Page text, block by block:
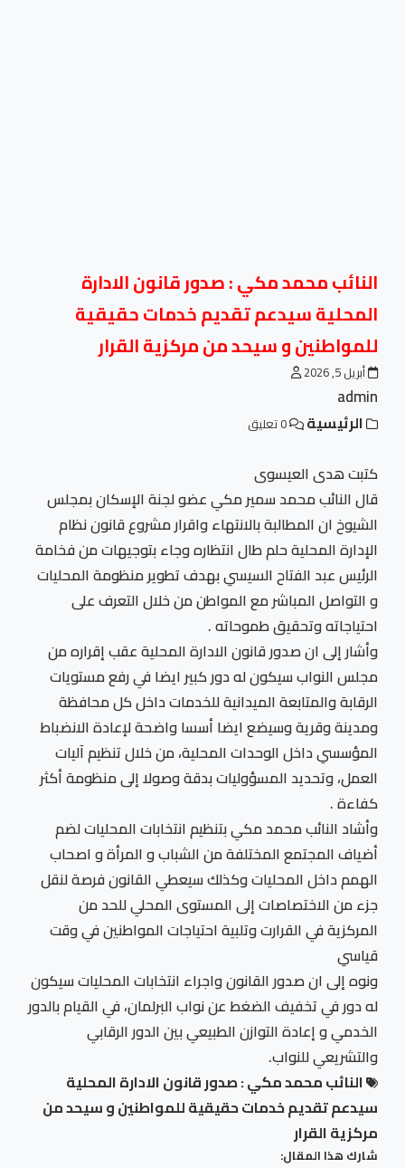
النائب محمد مكي : صدور قانون الادارة
المحلية سيدعم تقديم خدمات حقيقية
للمواطنين و سيحد من مركزية القرار
أبريل 5, 2026
admin
الرئيسية
كتبت هدى العيسوى
قال النائب محمد سمير مكي عضو لجنة الإسكان بمجلس
الشيوخ ان المطالبة بالانتهاء واقرار مشروع قانون نظام
الإدارة المحلية حلم طال انتظاره وجاء بتوجيهات من فخامة
الرئيس عبد الفتاح السيسي بهدف تطوير منظومة المحليات
و التواصل المباشر مع المواطن من خلال التعرف على
احتياجاته وتحقيق طموحاته .
وأشار إلى ان صدور قانون الادارة المحلية عقب إقراره من
مجلس النواب سيكون له دور كبير ايضا في رفع مستويات
الرقابة والمتابعة الميدانية للخدمات داخل كل محافظة
ومدينة وقرية وسيضع ايضا أسسا واضحة لإعادة الانضباط
المؤسسي داخل الوحدات المحلية، من خلال تنظيم آليات
العمل، وتحديد المسؤوليات بدقة وصولا إلى منظومة أكثر
كفاءة .
وأشاد النائب محمد مكي بتنظيم انتخابات المحليات لضم
أضياف المجتمع المختلفة من الشباب و المرأة و اصحاب
الهمم داخل المحليات وكذلك سيعطي القانون فرصة لنقل
جزء من الاختصاصات إلى المستوى المحلي للحد من
المركزية في القرارت وتلبية احتياجات المواطنين في وقت
قياسي
ونوه إلى ان صدور القانون واجراء انتخابات المحليات سيكون
له دور في تخفيف الضغط عن نواب البرلمان، في القيام بالدور
الخدمي و إعادة التوازن الطبيعي بين الدور الرقابي
والتشريعي للنواب.
النائب محمد مكي : صدور قانون الادارة المحلية
سيدعم تقديم خدمات حقيقية للمواطنين و سيحد من
مركزية القرار
شارك هذا المقال: